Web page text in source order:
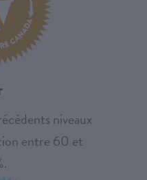
niveaux
entre 60 et